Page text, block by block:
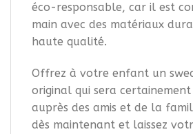
éco-responsable, car il est
main avec des matériaux
haute qualité.
Offrez à votre enfant un
original qui sera certainement
auprès des amis et de la
dès maintenant et laissez